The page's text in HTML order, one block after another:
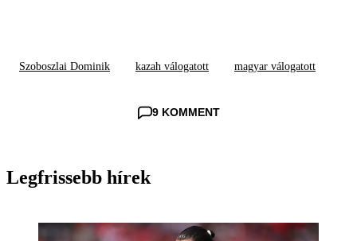
Szoboszlai Dominik kazah válogatott magyar válogatott
9 KOMMENT
Legfrissebb hírek